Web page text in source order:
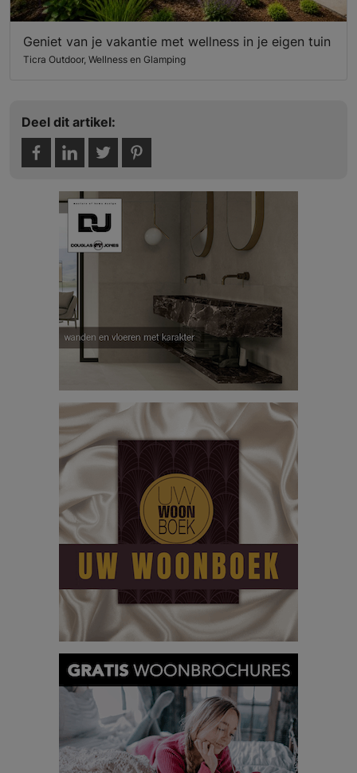
Geniet van je vakantie met wellness in je eigen tuin
Ticra Outdoor, Wellness en Glamping
Deel dit artikel: